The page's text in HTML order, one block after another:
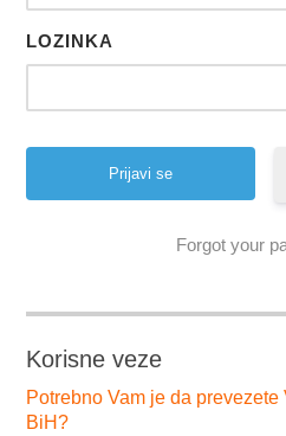
LOZINKA
Forgot your
Korisne veze
Potrebno Vam je da
BiH?